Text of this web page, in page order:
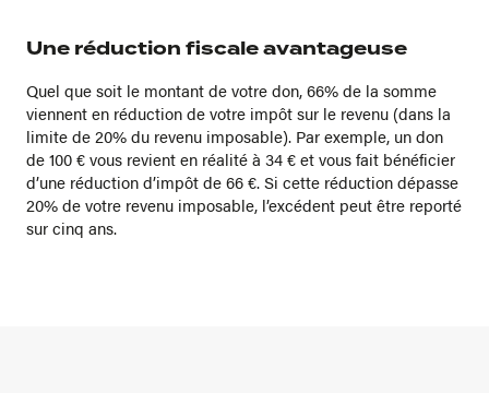
Une réduction fiscale avantageuse
Quel que soit le montant de votre don, 66% de la somme
viennent en réduction de votre impôt sur le revenu (dans la
limite de 20% du revenu imposable). Par exemple, un don
de 100 € vous revient en réalité à 34 € et vous fait bénéficier
d’une réduction d’impôt de 66 €. Si cette réduction dépasse
20% de votre revenu imposable, l’excédent peut être reporté
sur cinq ans.